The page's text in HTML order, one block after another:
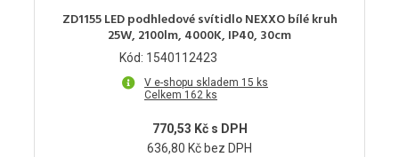
ZD1155 LED podhledové svítidlo NEXXO bílé kruh
25W, 2100lm, 4000K, IP40, 30cm
Kód: 1540112423
V e-shopu skladem 15 ks
Celkem 162 ks
770,53 Kč s DPH
636,80 Kč bez DPH